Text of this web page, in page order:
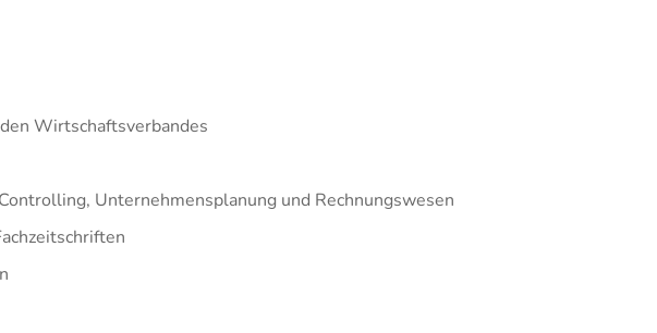
Steuerfachwirt
Wirtschaftsverbandes
Unternehmensplanung und Rechnungswesen